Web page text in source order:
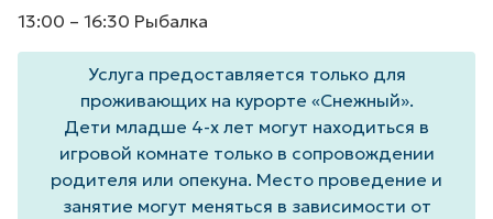
13:00 – 16:30 Рыбалка
Услуга предоставляется только для
проживающих на курорте «Снежный».
Дети младше 4-х лет могут находиться в
игровой комнате только в сопровождении
родителя или опекуна. Место проведение и
занятие могут меняться в зависимости от